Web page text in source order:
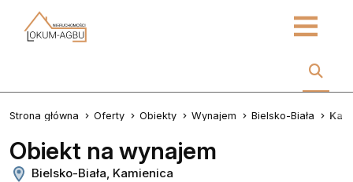
Strona główna Oferty Obiekty Wynajem Bielsko-Biała
Obiekt na wynajem
Bielsko-Biała, Kamienica